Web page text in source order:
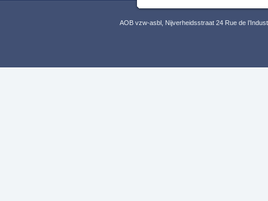
AOB vzw-asbl, Nijverheidsstraat 24 Rue de